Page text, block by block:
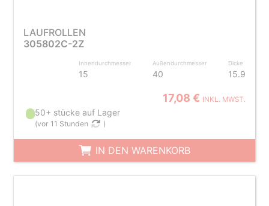
LAUFROLLEN
305802C-2Z
Innendurchmesser
15
Außendurchmesser
40
Dicke
15.9
17,08 € INKL. MWST.
50+ stücke auf Lager
(vor 11 Stunden )
IN DEN WARENKORB